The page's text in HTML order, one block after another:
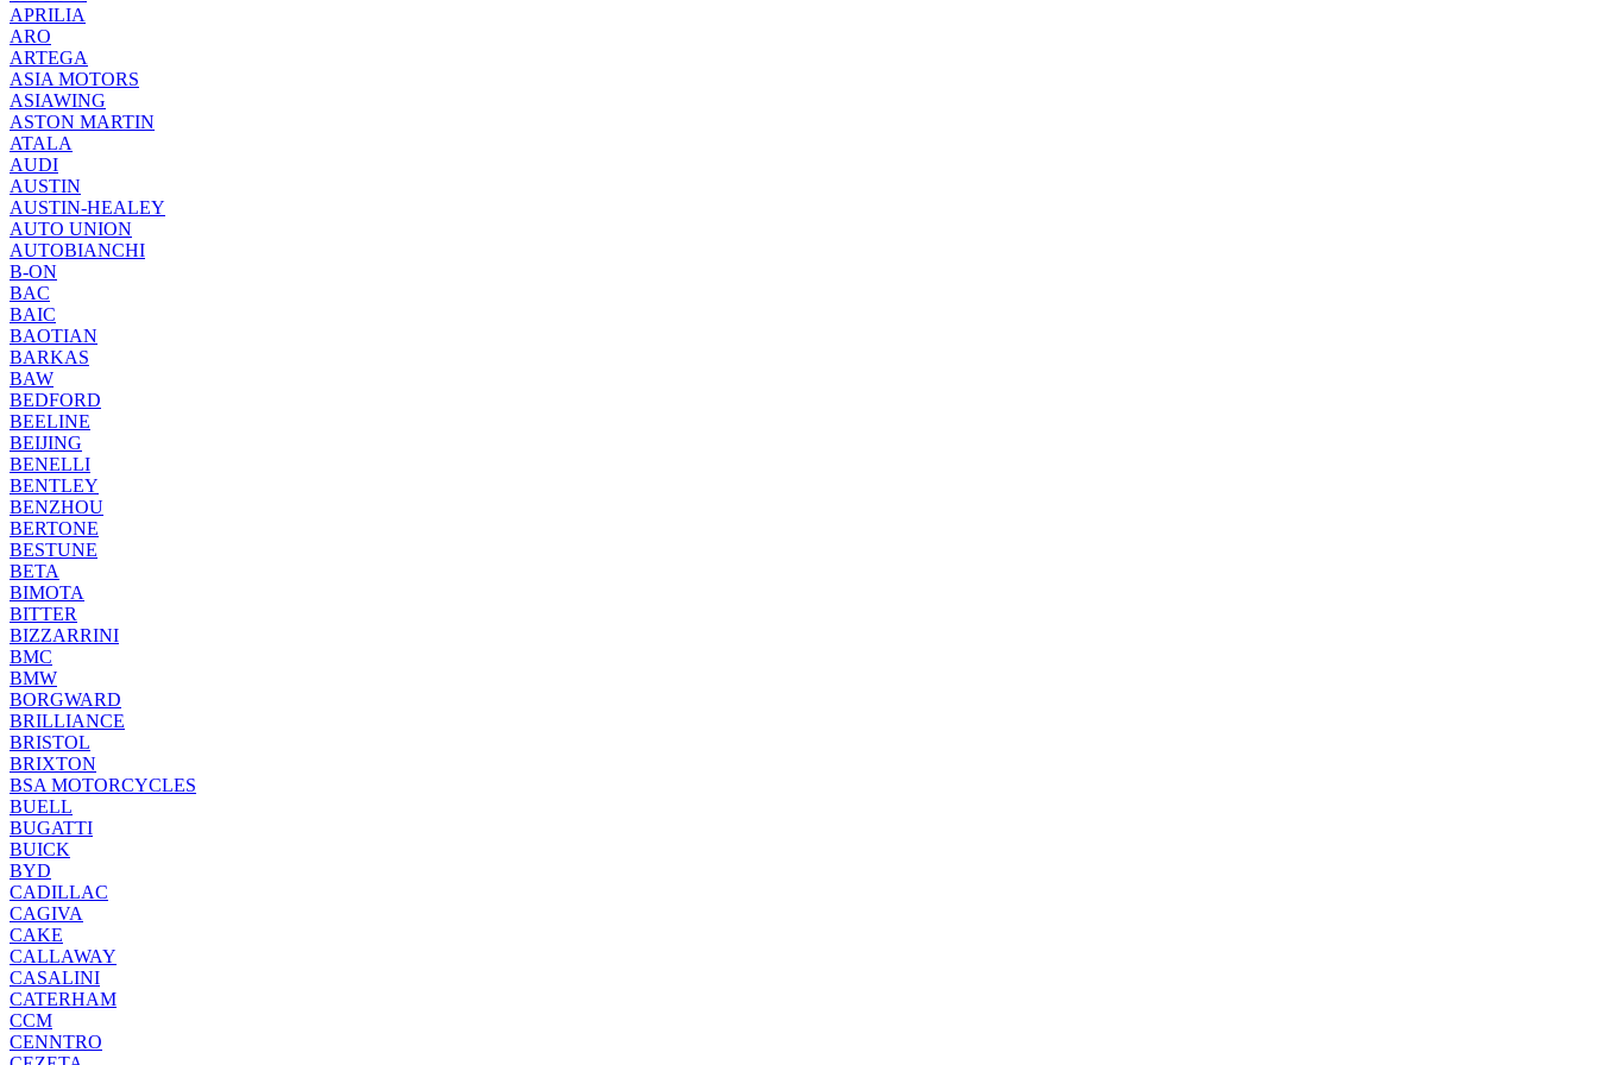
APRILIA
ARO
ARTEGA
ASIA MOTORS
ASIAWING
ASTON MARTIN
ATALA
AUDI
AUSTIN
AUSTIN-HEALEY
AUTO UNION
AUTOBIANCHI
B-ON
BAC
BAIC
BAOTIAN
BARKAS
BAW
BEDFORD
BEELINE
BEIJING
BENELLI
BENTLEY
BENZHOU
BERTONE
BESTUNE
BETA
BIMOTA
BITTER
BIZZARRINI
BMC
BMW
BORGWARD
BRILLIANCE
BRISTOL
BRIXTON
BSA MOTORCYCLES
BUELL
BUGATTI
BUICK
BYD
CADILLAC
CAGIVA
CAKE
CALLAWAY
CASALINI
CATERHAM
CCM
CENNTRO